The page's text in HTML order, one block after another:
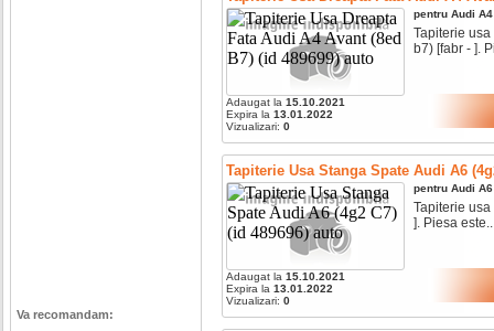
Va recomandam:
Adaugat la 15.10.2021
Expira la 13.01.2022
Vizualizari: 0
pentru Audi A4
Tapiterie
b7) [fabr - ].
Tapiterie Usa Stanga Spate Audi A6
Adaugat la 15.10.2021
Expira la 13.01.2022
Vizualizari: 0
pentru Audi A6
Tapiterie
]. Piesa